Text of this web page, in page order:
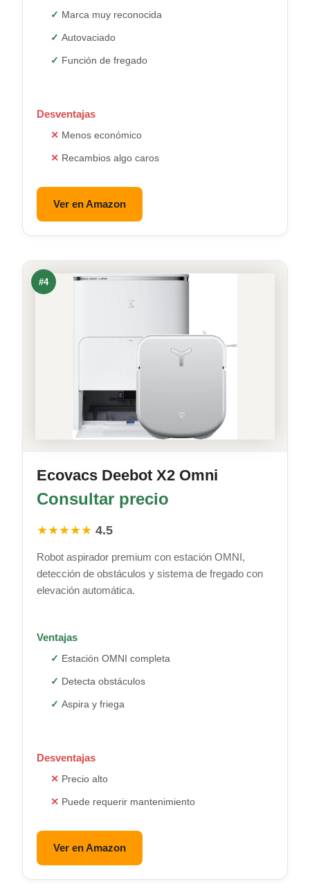
Marca muy reconocida
Autovaciado
Función de fregado
Desventajas
Menos económico
Recambios algo caros
Ver en Amazon
#4
Ecovacs Deebot X2 Omni
Consultar precio
★★★★★ 4.5
Robot aspirador premium con estación OMNI,
detección de obstáculos y sistema de fregado con
elevación automática.
Ventajas
Estación OMNI completa
Detecta obstáculos
Aspira y friega
Desventajas
Precio alto
Puede requerir mantenimiento
Ver en Amazon